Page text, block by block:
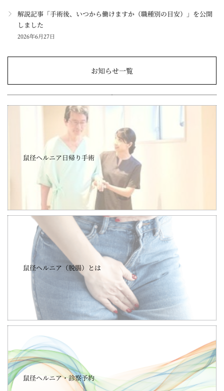
解説記事「手術後、いつから働けますか（職種別の目安）」を公開
しました
2026年6月27日
お知らせ一覧
鼠径ヘルニア日帰り手術
鼠径ヘルニア（脱腸）とは
鼠径ヘルニア・診察予約